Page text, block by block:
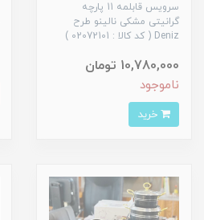
سرویس قابلمه 11 پارچه
گرانیتی مشکی نالینو طرح
Deniz ( کد کالا : 02072101 )
10,780,000 تومان
ناموجود